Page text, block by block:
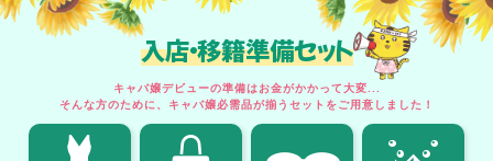
入店・移籍準備セット
キャバ嬢デビューの準備はお金がかかって大変...
そんな方のために、キャバ嬢必需品が揃うセットをご用意しました！